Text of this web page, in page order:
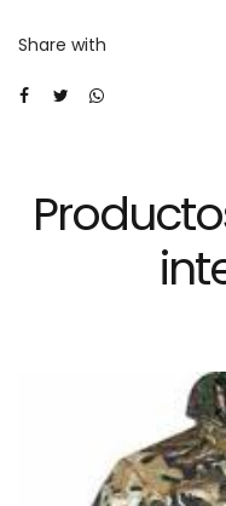
Share with